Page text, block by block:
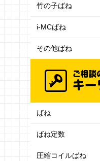
竹の子ばね
i-MCばね
その他ばね
ばね
ばね定数
圧縮コイルばね